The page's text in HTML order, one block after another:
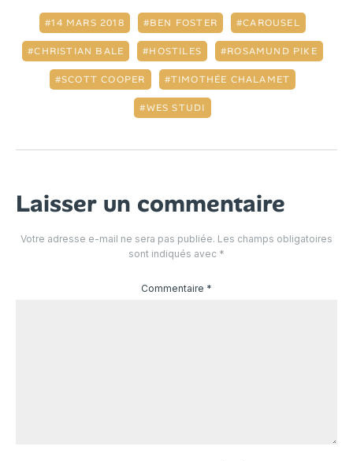
14 MARS 2018 BEN FOSTER CAROUSEL
CHRISTIAN BALE HOSTILES ROSAMUND PIKE
SCOTT COOPER TIMOTHÉE CHALAMET
WES STUDI
Laisser un commentaire
Votre adresse e-mail ne sera pas publiée. Les champs obligatoires
sont indiqués avec *
Commentaire *